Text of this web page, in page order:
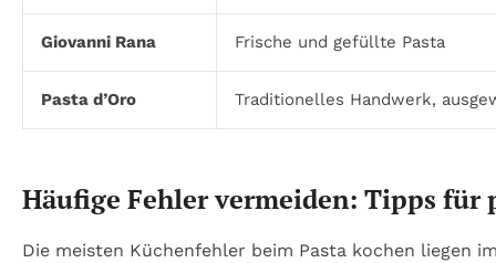
Giovanni Rana Frische und gefüllte Pasta
Pasta d’Oro Traditionelles Handwerk,
Häufige Fehler vermeiden: Tipps für
Die meisten Küchenfehler beim Pasta kochen liegen